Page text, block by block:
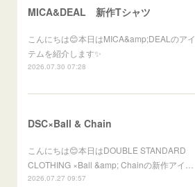
MICA&DEAL 新作Tシャツ
こんにちは😊本日はMICA&amp;DEALのアイ
テムを紹介します✨
2026.07.30 07:28
DSC×Ball & Chain
こんにちは😊本日はDOUBLE STANDARD
CLOTHING ×Ball &amp; Chainの新作アイ…
2026.07.27 09:57